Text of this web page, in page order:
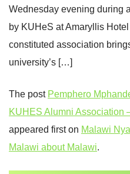
Wednesday evening during
by KUHeS at Amaryllis
constituted association
university’s […]
The post Pemphero
KUHES Alumni Association
appeared first on Malawi
Malawi about Malawi.